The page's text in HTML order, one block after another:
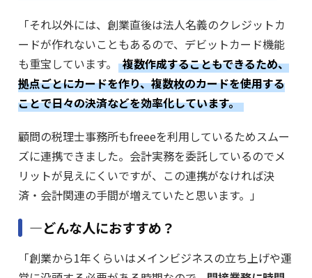
「それ以外には、創業直後は法人名義のクレジットカ
ードが作れないこともあるので、デビットカード機能
も重宝しています。
複数作成することもできるため、
拠点ごとにカードを作り、複数枚のカードを使用する
ことで日々の決済などを効率化しています。
顧問の税理士事務所もfreeeを利用しているためスムー
ズに連携できました。会計実務を委託しているのでメ
リットが見えにくいですが、この連携がなければ決
済・会計関連の手間が増えていたと思います。」
―どんな人におすすめ？
「創業から1年くらいはメインビジネスの立ち上げや運